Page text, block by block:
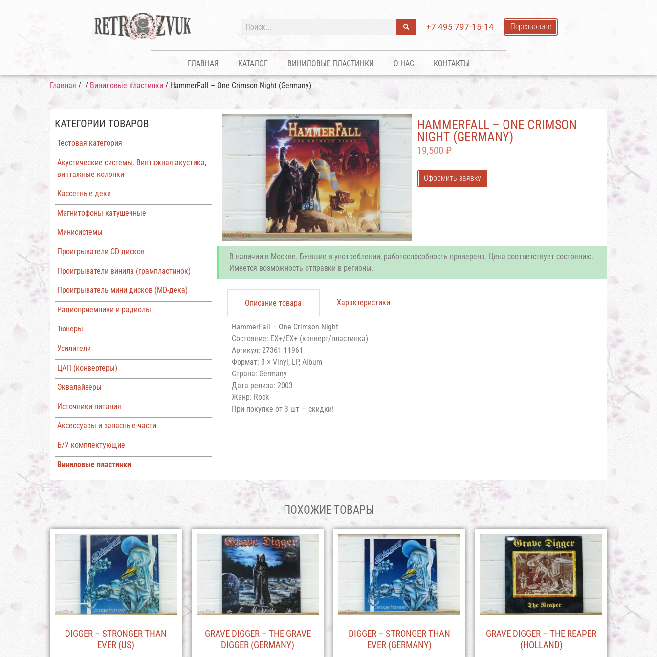
+7 495 797-15-14 Перезвоните
ГЛАВНАЯ КАТАЛОГ ВИНИЛОВЫЕ ПЛАСТИНКИ О НАС КОНТАКТЫ
Главная / / Виниловые пластинки / HammerFall – One Crimson Night (Germany)
КАТЕГОРИИ ТОВАРОВ
Тестовая категория
Акустические системы. Винтажная акустика,
винтажные колонки
Кассетные деки
Магнитофоны катушечные
Минисистемы
Проигрыватели CD дисков
Проигрыватели винила (грампластинок)
Проигрыватель мини дисков (MD-дека)
Радиоприемники и радиолы
Тюнеры
Усилители
ЦАП (конвертеры)
Эквалайзеры
Источники питания
Аксессуары и запасные части
Б/У комплектующие
Виниловые пластинки
HAMMERFALL – ONE CRIMSON
NIGHT (GERMANY)
19,500 ₽
Оформить заявку
В наличии в Москве. Бывшие в употреблении, работоспособность проверена. Цена соответствует состоянию.
Имеется возможность отправки в регионы.
Описание товара Характеристики
HammerFall ‎– One Crimson Night
Состояние: EX+/EX+ (конверт/пластинка)
Артикул: 27361 11961
Формат: 3 × Vinyl, LP, Album
Страна: Germany
Дата релиза: 2003
Жанр: Rock
При покупке от 3 шт — скидки!
ПОХОЖИЕ ТОВАРЫ
DIGGER – STRONGER THAN
EVER (US)
GRAVE DIGGER – THE GRAVE
DIGGER (GERMANY)
DIGGER – STRONGER THAN
EVER (GERMANY)
GRAVE DIGGER – THE REAPER
(HOLLAND)